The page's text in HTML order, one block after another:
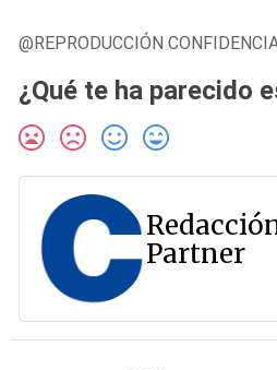
@REPRODUCCIÓN
¿Qué te ha parecido
Partner